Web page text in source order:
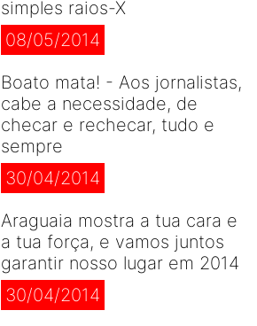
simples raios-X
08/05/2014
Boato mata! - Aos jornalistas,
cabe a necessidade, de
checar e rechecar, tudo e
sempre
30/04/2014
Araguaia mostra a tua cara e
a tua força, e vamos juntos
garantir nosso lugar em 2014
30/04/2014